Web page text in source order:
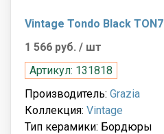
Vintage Tondo Black TON7
1 566 руб. / шт
Артикул: 131818
Производитель: Grazia
Коллекция: Vintage
Тип керамики: Бордюры